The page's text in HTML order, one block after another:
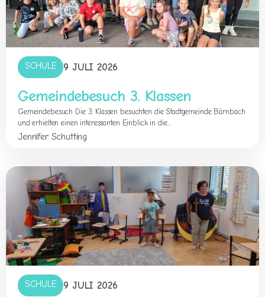
SCHULE 9 JULI 2026
Gemeindebesuch 3. Klassen
Gemeindebesuch Die 3. Klassen besuchten die Stadtgemeinde Bärnbach
und erhielten einen interessanten Einblick in die...
Jennifer Schutting
SCHULE 9 JULI 2026